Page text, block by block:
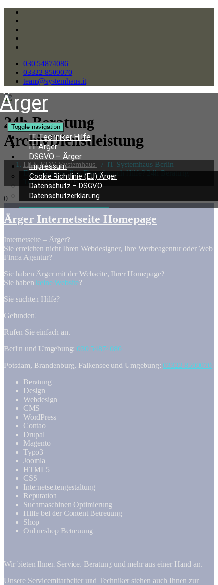
030 54874086
03322 8509070
team@systemhaus.it
Ärger
Toggle navigation
IT Techniker Hilfe
IT Ärger
DSGVO – Ärger
Impressum
Cookie Richtlinie (EU) Ärger
Datenschutz – DSGVO
Datenschutzerklärung
24h Beratung
ArchivDienstleistung
IT & EDV Systemhaus / IT Systemhaus Berlin
Dienstleistung Ihre Firma brauch Hilfe? 24h Beratung
Tel:03054874086
0
Ärger Internetseite Homepage
Internetseite – Ärger?
Sie erreichen nicht Ihren Webdesigner, Ihre Werbeagentur oder Web
Firma Agentur?
Sie haben Ärger mit der Webseite, Ihrer Homepage?
Sie haben keine Website?
Sie suchten Hilfe?
Gefunden!
Rufen Sie einfach an.
Berlin und Umgebung: 030 54874086
Potsdam, Brandenburg, Falkensee und Umgebung: 03322 8509070
Beratung
Design
Webdesign
CMS
WordPress
Contao
Drupal
Magento
Typo3
Joomla
HTML5
CSS
Internetseitengestaltung
Reputation
Suchmaschinen Optimierung
Hilfe bei der Content Betreuung
Shop
Onlineshop Betreuung
Wir bieten Ihnen Service, Beratung und mehr aus einer Hand an.
Unsere Servicemitarbeiter und Techniker stehen auch Ihnen zur